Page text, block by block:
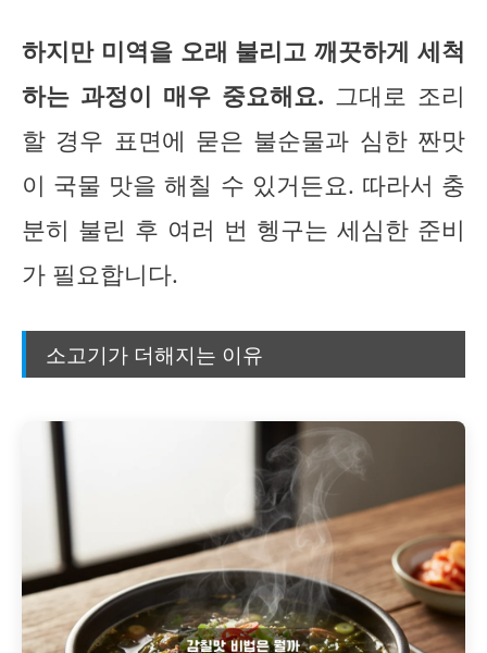
하지만 미역을 오래 불리고 깨끗하게 세척
하는 과정이 매우 중요해요. 그대로 조리
할 경우 표면에 묻은 불순물과 심한 짠맛
이 국물 맛을 해칠 수 있거든요. 따라서 충
분히 불린 후 여러 번 헹구는 세심한 준비
가 필요합니다.
소고기가 더해지는 이유